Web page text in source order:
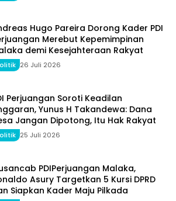
Hugo Pareira Dorong Kader PDI
Merebut Kepemimpinan
demi Kesejahteraan Rakyat
26 Juli 2026
Perjuangan Soroti Keadilan
Yunus H Takandewa: Dana
Jangan Dipotong, Itu Hak Rakyat
25 Juli 2026
PDIPerjuangan Malaka,
Asury Targetkan 5 Kursi DPRD
Siapkan Kader Maju Pilkada